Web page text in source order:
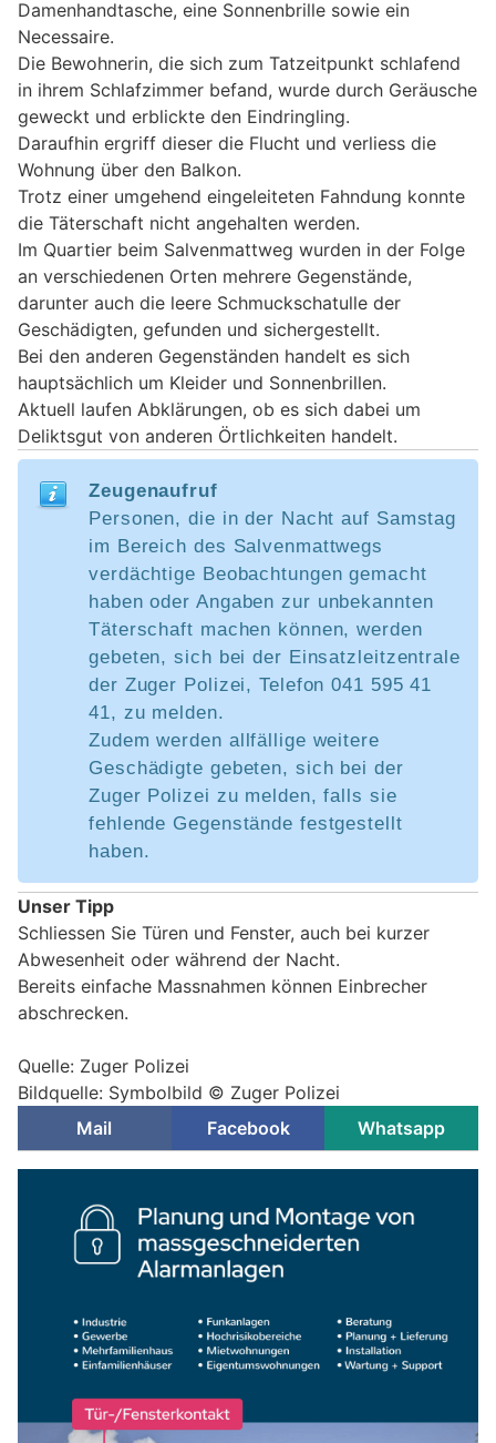
Damenhandtasche, eine Sonnenbrille sowie ein
Necessaire.
Die Bewohnerin, die sich zum Tatzeitpunkt schlafend
in ihrem Schlafzimmer befand, wurde durch Geräusche
geweckt und erblickte den Eindringling.
Daraufhin ergriff dieser die Flucht und verliess die
Wohnung über den Balkon.
Trotz einer umgehend eingeleiteten Fahndung konnte
die Täterschaft nicht angehalten werden.
Im Quartier beim Salvenmattweg wurden in der Folge
an verschiedenen Orten mehrere Gegenstände,
darunter auch die leere Schmuckschatulle der
Geschädigten, gefunden und sichergestellt.
Bei den anderen Gegenständen handelt es sich
hauptsächlich um Kleider und Sonnenbrillen.
Aktuell laufen Abklärungen, ob es sich dabei um
Deliktsgut von anderen Örtlichkeiten handelt.
Zeugenaufruf
Personen, die in der Nacht auf Samstag
im Bereich des Salvenmattwegs
verdächtige Beobachtungen gemacht
haben oder Angaben zur unbekannten
Täterschaft machen können, werden
gebeten, sich bei der Einsatzleitzentrale
der Zuger Polizei, Telefon 041 595 41
41, zu melden.
Zudem werden allfällige weitere
Geschädigte gebeten, sich bei der
Zuger Polizei zu melden, falls sie
fehlende Gegenstände festgestellt
haben.
Unser Tipp
Schliessen Sie Türen und Fenster, auch bei kurzer
Abwesenheit oder während der Nacht.
Bereits einfache Massnahmen können Einbrecher
abschrecken.
Quelle: Zuger Polizei
Bildquelle: Symbolbild © Zuger Polizei
Mail
Facebook Whatsapp